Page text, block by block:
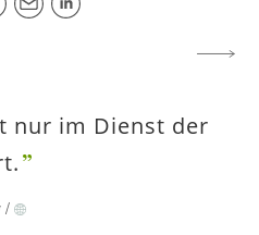
nur im Dienst der
/